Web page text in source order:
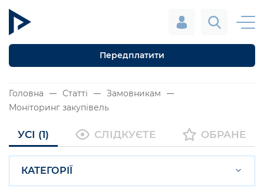
Передплатити
Головна Статті
Замовникам
Моніторинг закупівель
УСІ (1) СЛІДКУЄТЕ ОБРАНЕ
КАТЕГОРІЇ